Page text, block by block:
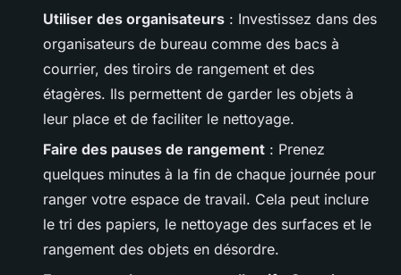
Utiliser des organisateurs : Investissez dans des
organisateurs de bureau comme des bacs à
courrier, des tiroirs de rangement et des
étagères. Ils permettent de garder les objets à
leur place et de faciliter le nettoyage.
Faire des pauses de rangement : Prenez
quelques minutes à la fin de chaque journée pour
ranger votre espace de travail. Cela peut inclure
le tri des papiers, le nettoyage des surfaces et le
rangement des objets en désordre.